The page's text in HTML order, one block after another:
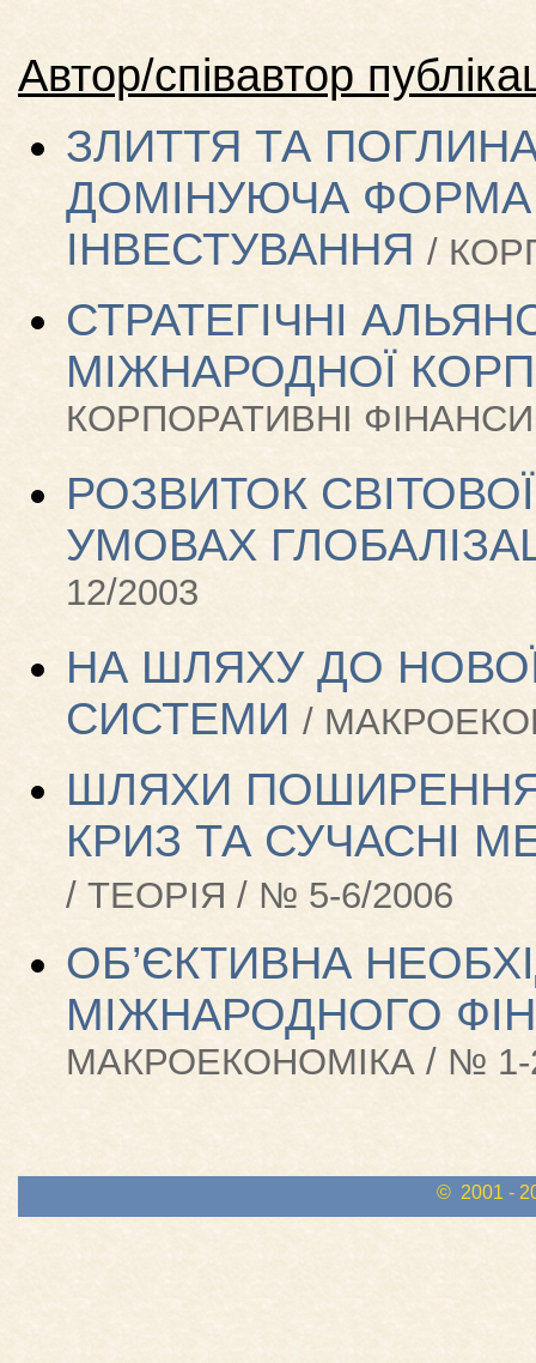
Автор/співавтор
ЗЛИТТЯ ТА
ДОМІНУЮЧА
ІНВЕСТУВАННЯ /
СТРАТЕГІЧНІ
МІЖНАРОДНОЇ
КОРПОРАТИВНІ ФІНАНСИ
РОЗВИТОК
УМОВАХ
12/2003
НА ШЛЯХУ ДО
СИСТЕМИ /
ШЛЯХИ ПОШИРЕННЯ
КРИЗ ТА СУЧАСНІ
/ ТЕОРІЯ / № 5-6/2006
ОБ’ЄКТИВНА
МІЖНАРОДНОГО
МАКРОЕКОНОМІКА / № 1-
© 2001 -